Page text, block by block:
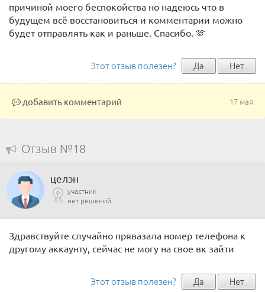
причиной моего беспокойства но надеюсь что в
будущем всё восстановиться и комментарии можно
будет отправлять как и раньше. Спасибо. 🫶
Этот отзыв полезен? Да Нет
17 мая
добавить комментарий
Отзыв №18
целэн
участник
нет решений
Здравствуйте случайно прявазала номер телефона к
другому аккаунту, сейчас не могу на свое вк зайти
Этот отзыв полезен? Да Нет